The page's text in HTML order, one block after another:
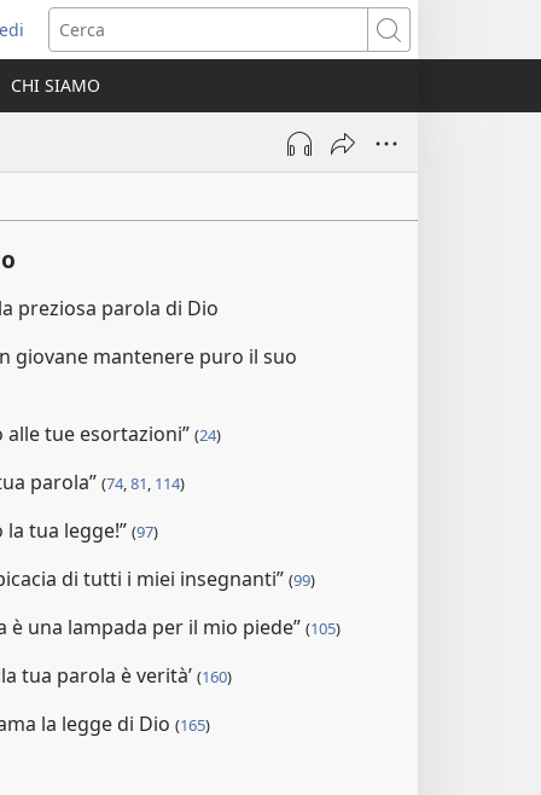
Cerca
CHI SIAMO
preziosa parola di Dio
giovane mantenere puro il suo
alle tue esortazioni” (24)
parola” (74,81, 114)
tua legge!” (97)
di tutti i miei insegnanti” (99)
è una lampada per il mio piede” (105)
tua parola è verità’ (160)
la legge di Dio (165)